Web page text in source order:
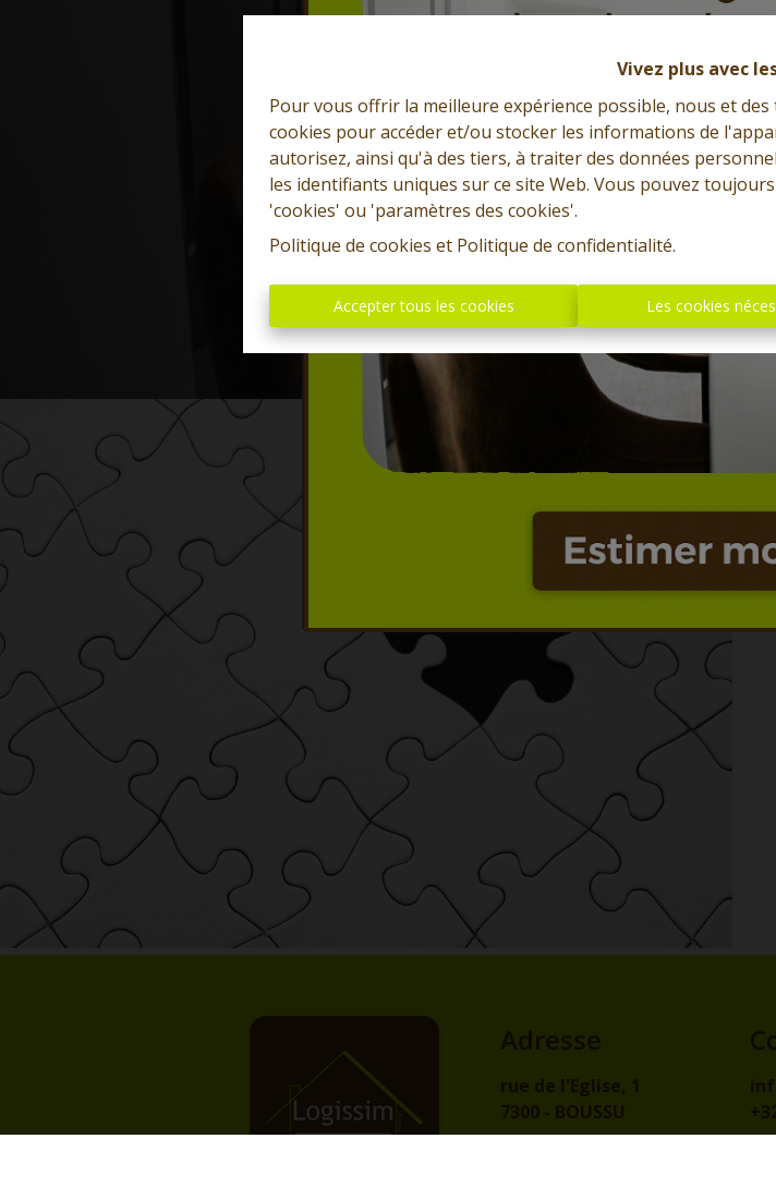
Vivez plus avec
Pour vous offrir la meilleure expérience possible, nous et
cookies pour accéder et/ou stocker les informations de
autorisez, ainsi qu'à des tiers, à traiter des données
les identifiants uniques sur ce site Web. Vous pouvez
'cookies' ou 'paramètres des cookies'.
Politique de cookies et Politique de confidentialité.
Accepter tous les cookies Les cookies
Adresse
rue de l'Eglise, 1
7300 - BOUSSU